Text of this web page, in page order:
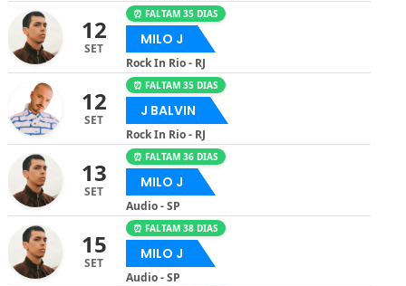
12
SET
⏰ FALTAM 35 DIAS
MILO J
Rock In Rio - RJ
12
SET
⏰ FALTAM 35 DIAS
J BALVIN
Rock In Rio - RJ
13
SET
⏰ FALTAM 36 DIAS
MILO J
Audio - SP
15
SET
⏰ FALTAM 38 DIAS
MILO J
Audio - SP